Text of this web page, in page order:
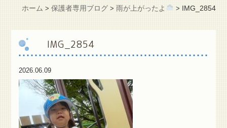
護者様専用ブログ
ホーム > 保護者専用ブログ> 雨が上がったよ > IMG_2854
IMG_2854
2026.06.09